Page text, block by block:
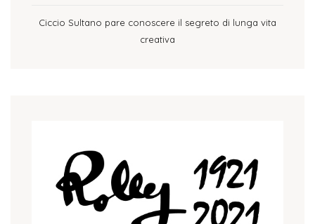
Ciccio Sultano pare conoscere il segreto di lunga vita
creativa